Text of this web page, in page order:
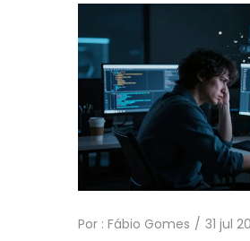
Por : Fábio Gomes 31 jul